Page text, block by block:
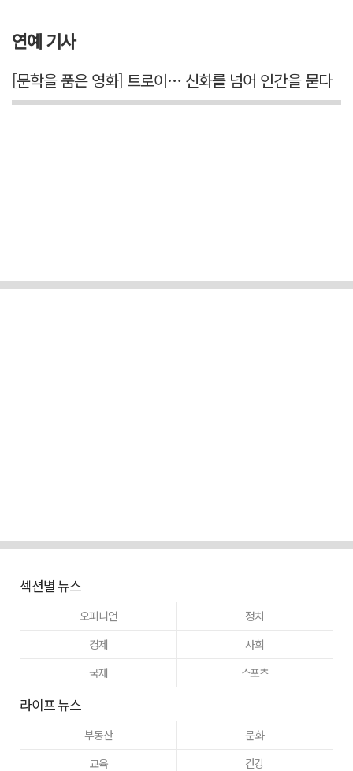
연예 기사
[문학을 품은 영화] 트로이… 신화를 넘어 인간을 묻다
섹션별 뉴스
오피니언
정치
경제
사회
국제
스포츠
라이프 뉴스
부동산
문화
교육
건강